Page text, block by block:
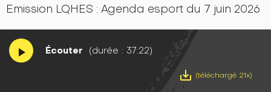
Emission LQHES : Agenda esport du 7 juin 2026
play_arrow Écouter (durée : 37:22)
save_alt (téléchargé 21x)